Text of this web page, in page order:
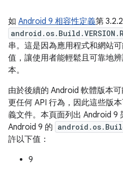
如 Android 9 相容性定義第
串。這是因為應用程式和網站
值，讓使用者能輕鬆且可靠地
本。
由於後續的 Android 軟體版本
更任何 API 行為，因此這些版
義文件。本頁面列出 Android 9
Android 9 的
許以下值：
9